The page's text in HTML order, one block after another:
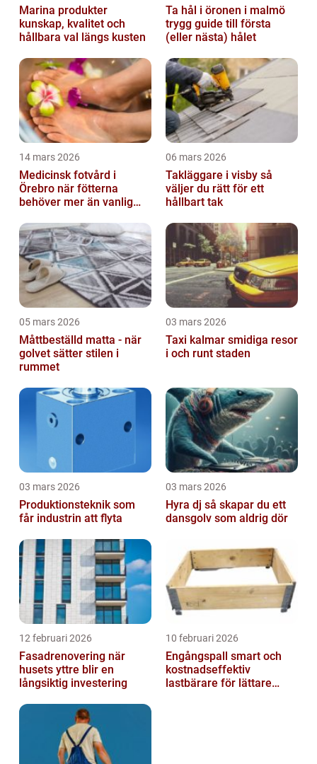
Marina produkter
kunskap, kvalitet och
hållbara val längs kusten
Ta hål i öronen i malmö
trygg guide till första
(eller nästa) hålet
14 mars 2026
Medicinsk fotvård i
Örebro när fötterna
behöver mer än vanlig
06 mars 2026
Takläggare i visby så
väljer du rätt för ett
hållbart tak
05 mars 2026
Måttbeställd matta - när
golvet sätter stilen i
rummet
03 mars 2026
Taxi kalmar smidiga resor
i och runt staden
03 mars 2026
Produktionsteknik som
får industrin att flyta
03 mars 2026
Hyra dj så skapar du ett
dansgolv som aldrig dör
12 februari 2026
Fasadrenovering när
husets yttre blir en
långsiktig investering
10 februari 2026
Engångspall smart och
kostnadseffektiv
lastbärare för lättare